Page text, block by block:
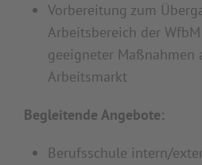
Vorbereitung zum
Arbeitsbereich der
geeigneter Maßnahmen
Arbeitsmarkt
Begleitende Angebote:
Berufsschule intern/